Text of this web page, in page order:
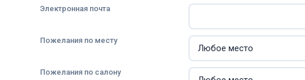
Электронная почта
Пожелания по месту
Пожелания по салону